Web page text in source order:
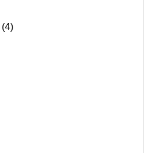
(4)